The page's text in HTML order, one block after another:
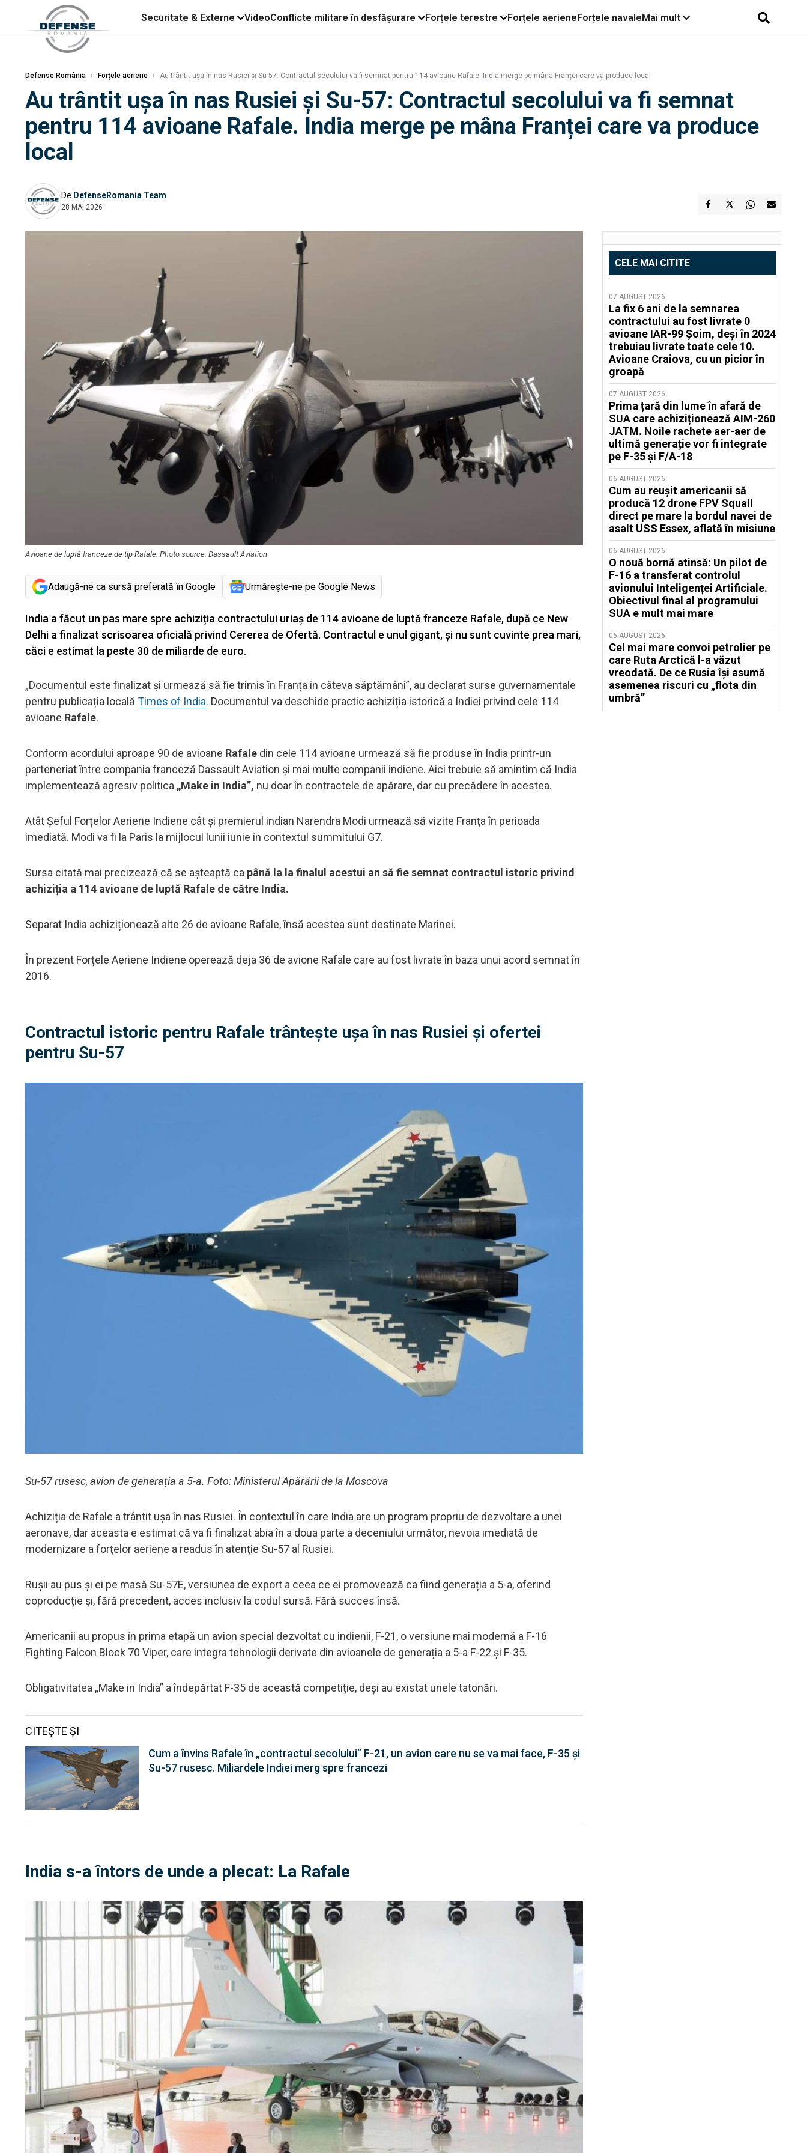
Securitate & Externe VideoConflicte militare în desfășurare Forțele terestre Forțele aerieneForțele navaleMai mult
Defense România › Forțele aeriene › Au trântit ușa în nas Rusiei și Su-57: Contractul secolului va fi semnat pentru 114 avioane Rafale. India merge pe mâna Franței care va produce local
Au trântit ușa în nas Rusiei și Su-57: Contractul secolului va fi semnat
pentru 114 avioane Rafale. India merge pe mâna Franței care va produce
local
De DefenseRomania Team
28 MAI 2026
Avioane de luptă franceze de tip Rafale. Photo source: Dassault Aviation
Adaugă-ne ca sursă preferată în Google Urmărește-ne pe Google News
India a făcut un pas mare spre achiziția contractului uriaș de 114 avioane de luptă franceze Rafale, după ce New
Delhi a finalizat scrisoarea oficială privind Cererea de Ofertă. Contractul e unul gigant, și nu sunt cuvinte prea mari,
căci e estimat la peste 30 de miliarde de euro.
„Documentul este finalizat și urmează să fie trimis în Franța în câteva săptămâni”, au declarat surse guvernamentale
pentru publicația locală Times of India. Documentul va deschide practic achiziția istorică a Indiei privind cele 114
avioane Rafale.
Conform acordului aproape 90 de avioane Rafale din cele 114 avioane urmează să fie produse în India printr-un
parteneriat între compania franceză Dassault Aviation și mai multe companii indiene. Aici trebuie să amintim că India
implementează agresiv politica „Make in India”, nu doar în contractele de apărare, dar cu precădere în acestea.
Atât Șeful Forțelor Aeriene Indiene cât și premierul indian Narendra Modi urmează să vizite Franța în perioada
imediată. Modi va fi la Paris la mijlocul lunii iunie în contextul summitului G7.
Sursa citată mai precizează că se așteaptă ca până la la finalul acestui an să fie semnat contractul istoric privind
achiziția a 114 avioane de luptă Rafale de către India.
Separat India achiziționează alte 26 de avioane Rafale, însă acestea sunt destinate Marinei.
În prezent Forțele Aeriene Indiene operează deja 36 de avione Rafale care au fost livrate în baza unui acord semnat în
2016.
Contractul istoric pentru Rafale trântește ușa în nas Rusiei și ofertei
pentru Su-57
Su-57 rusesc, avion de generația a 5-a. Foto: Ministerul Apărării de la Moscova
Achiziția de Rafale a trântit ușa în nas Rusiei. În contextul în care India are un program propriu de dezvoltare a unei
aeronave, dar aceasta e estimat că va fi finalizat abia în a doua parte a deceniului următor, nevoia imediată de
modernizare a forțelor aeriene a readus în atenție Su-57 al Rusiei.
Rușii au pus și ei pe masă Su-57E, versiunea de export a ceea ce ei promovează ca fiind generația a 5-a, oferind
coproducție și, fără precedent, acces inclusiv la codul sursă. Fără succes însă.
Americanii au propus în prima etapă un avion special dezvoltat cu indienii, F-21, o versiune mai modernă a F-16
Fighting Falcon Block 70 Viper, care integra tehnologii derivate din avioanele de generația a 5-a F-22 și F-35.
Obligativitatea „Make in India” a îndepărtat F-35 de această competiție, deși au existat unele tatonări.
CITEȘTE ȘI
Cum a învins Rafale în „contractul secolului” F-21, un avion care nu se va mai face, F-35 și
Su-57 rusesc. Miliardele Indiei merg spre francezi
India s-a întors de unde a plecat: La Rafale
CELE MAI CITITE
07 AUGUST 2026
La fix 6 ani de la semnarea
contractului au fost livrate 0
avioane IAR-99 Șoim, deși în 2024
trebuiau livrate toate cele 10.
Avioane Craiova, cu un picior în
groapă
07 AUGUST 2026
Prima țară din lume în afară de
SUA care achiziționează AIM-260
JATM. Noile rachete aer-aer de
ultimă generație vor fi integrate
pe F-35 și F/A-18
06 AUGUST 2026
Cum au reușit americanii să
producă 12 drone FPV Squall
direct pe mare la bordul navei de
asalt USS Essex, aflată în misiune
06 AUGUST 2026
O nouă bornă atinsă: Un pilot de
F-16 a transferat controlul
avionului Inteligenței Artificiale.
Obiectivul final al programului
SUA e mult mai mare
06 AUGUST 2026
Cel mai mare convoi petrolier pe
care Ruta Arctică l-a văzut
vreodată. De ce Rusia își asumă
asemenea riscuri cu „flota din
umbră”